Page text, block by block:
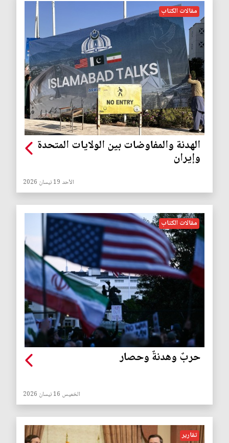
مقالات الكتاب
الهدنة والمفاوضات بين الولايات المتحدة
وإيران
الأحد 19 نيسان 2026
مقالات الكتاب
حربٌ وهدنةٌ وحصار
الخميس 16 نيسان 2026
تقارير